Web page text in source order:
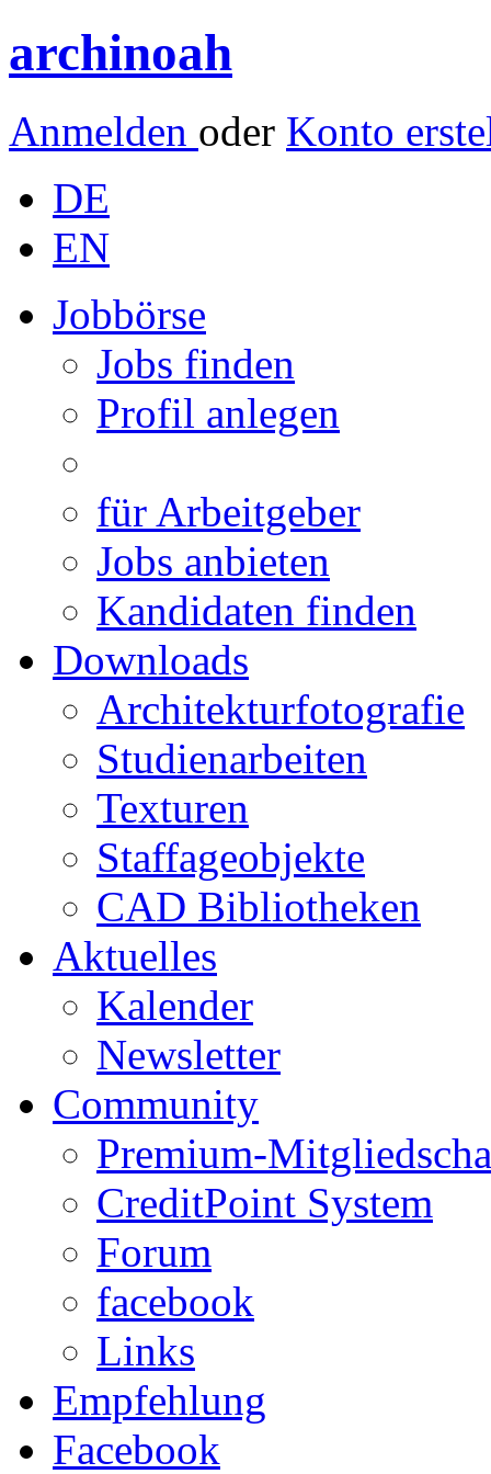
archinoah
Anmelden oder Konto
DE
EN
Jobbörse
Jobs finden
Profil anlegen
für Arbeitgeber
Jobs anbieten
Kandidaten finden
Downloads
Architekturfotografie
Studienarbeiten
Texturen
Staffageobjekte
CAD Bibliotheken
Aktuelles
Kalender
Newsletter
Community
Premium-
CreditPoint System
Forum
facebook
Links
Empfehlung
Facebook